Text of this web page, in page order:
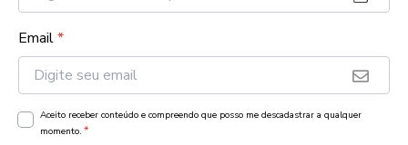
Email*
Aceito receber conteúdo e compreendo que posso me descadastrar a qualquer
momento. *